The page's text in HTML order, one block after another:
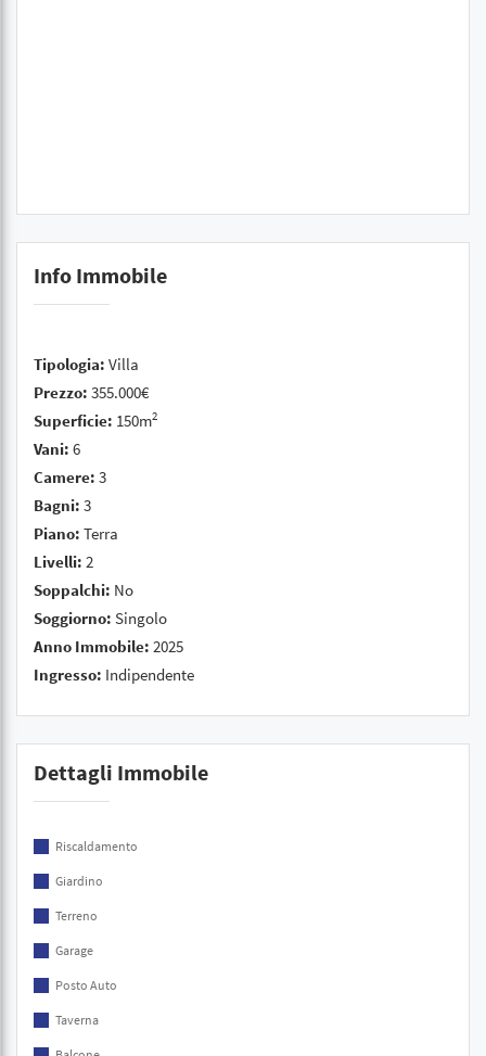
Info Immobile
Tipologia: Villa
Prezzo: 355.000€
Superficie: 150m2
Vani: 6
Camere: 3
Bagni: 3
Piano: Terra
Livelli: 2
Soppalchi: No
Soggiorno: Singolo
Anno Immobile: 2025
Ingresso: Indipendente
Dettagli Immobile
Riscaldamento
Giardino
Terreno
Garage
Posto Auto
Taverna